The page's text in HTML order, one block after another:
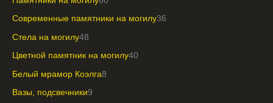
Современные памятники на могилу36
Стела на могилу48
Цветной памятник на могилу40
Белый мрамор Коэлга8
Вазы, подсвечники9